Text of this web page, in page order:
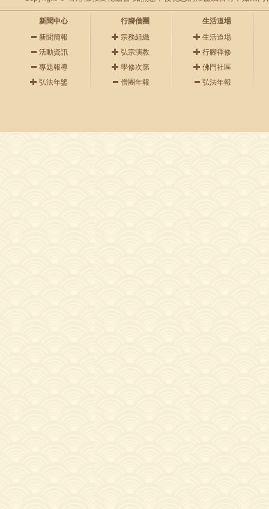
新聞中心
新聞簡報
活動資訊
專題報導
弘法年鑒
行腳僧團
宗務組織
弘宗演教
學修次第
僧團年報
生活道場
生活道場
行腳禪修
佛門社區
弘法年報